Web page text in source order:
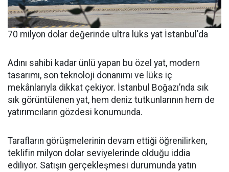
70 milyon dolar değerinde ultra lüks yat İstanbul'da
Adını sahibi kadar ünlü yapan bu özel yat, modern
tasarımı, son teknoloji donanımı ve lüks iç
mekânlarıyla dikkat çekiyor. İstanbul Boğazı’nda sık
sık görüntülenen yat, hem deniz tutkunlarının hem de
yatırımcıların gözdesi konumunda.
Tarafların görüşmelerinin devam ettiği öğrenilirken,
teklifin milyon dolar seviyelerinde olduğu iddia
ediliyor. Satışın gerçekleşmesi durumunda yatın